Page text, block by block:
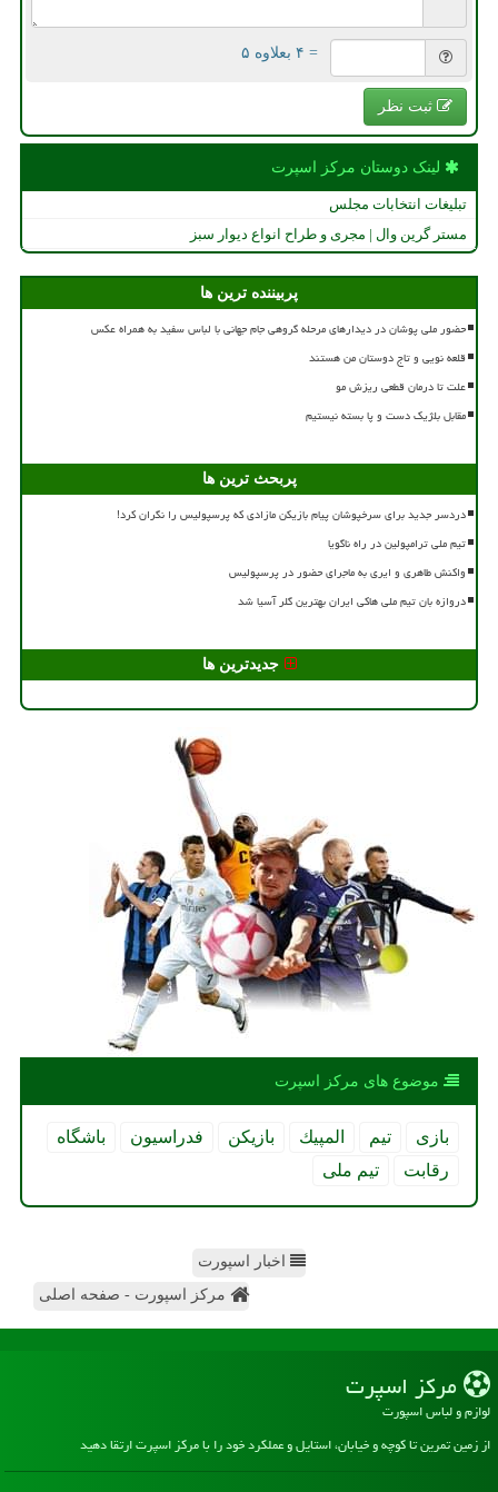
= ۴ بعلاوه ۵
ثبت نظر
لینک دوستان مركز اسپرت
تبلیغات انتخابات مجلس
مستر گرین وال | مجری و طراح انواع دیوار سبز
پربیننده ترین ها
حضور ملی پوشان در دیدارهای مرحله گروهی جام جهانی با لباس سفید به همراه عکس
قلعه نویی و تاج دوستان من هستند
علت تا درمان قطعی ریزش مو
مقابل بلژیک دست و پا بسته نیستیم
پربحث ترین ها
دردسر جدید برای سرخپوشان پیام بازیکن مازادی که پرسپولیس را نگران کرد!
تیم ملی ترامپولین در راه ناگویا
واکنش طاهری و ایری به ماجرای حضور در پرسپولیس
دروازه بان تیم ملی هاکی ایران بهترین گلر آسیا شد
جدیدترین ها
موضوع های مركز اسپرت
بازی تیم المپیك بازیكن فدراسیون
باشگاه
رقابت
تیم ملی
اخبار اسپورت
مرکز اسپورت - صفحه اصلی
مركز اسپرت
لوازم و لباس اسپورت
از زمین تمرین تا کوچه و خیابان، استایل و عملکرد خود را با مرکز اسپرت ارتقا دهید